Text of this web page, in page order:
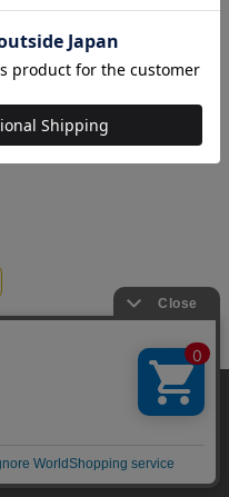
。クッキーはサイト内
の分析からマーケティ